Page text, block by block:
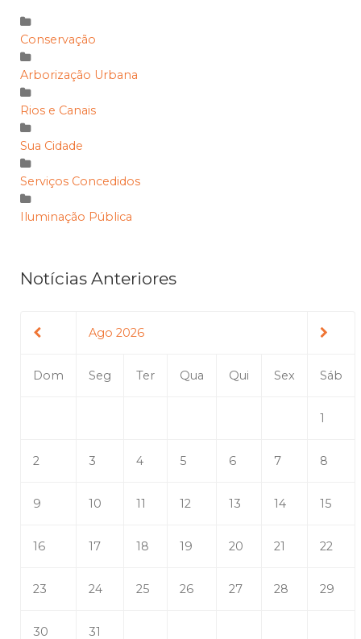
Conservação
Arborização Urbana
Rios e Canais
Sua Cidade
Serviços Concedidos
Iluminação Pública
Notícias Anteriores
Ago 2026
Dom Seg Ter Qua Qui Sex Sáb
1
2 3 4 5 6 7 8
9 10 11 12 13 14 15
16 17 18 19 20 21 22
23 24 25 26 27 28 29
30 31